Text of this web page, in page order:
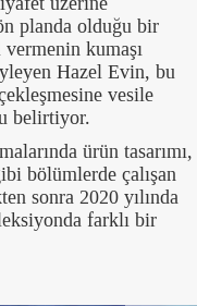
planda olduğu bir
kumaşı
Hazel Evin, bu
vesile
belirtiyor.
ürün tasarımı,
bölümlerde çalışan
sonra 2020 yılında
farklı bir